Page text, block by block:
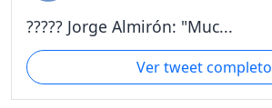
????? Jorge Almirón: "Muc...
Ver tweet completo